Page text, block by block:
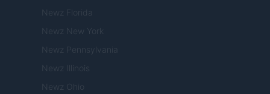
Newz Florida
Newz New York
Newz Pennsylvania
Newz Illinois
Newz Ohio